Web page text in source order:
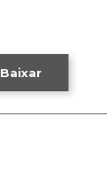
Baixar